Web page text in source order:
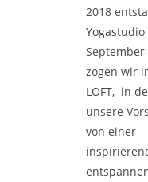
2018
September
zogen wir
LOFT, in
unsere
von einer